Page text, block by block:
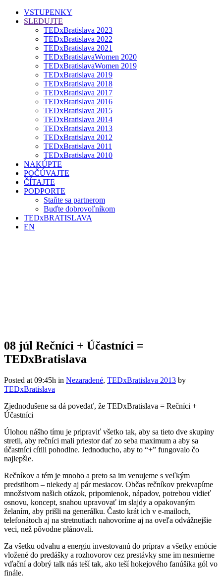
VSTUPENKY
SLEDUJTE
TEDxBratislava 2023
TEDxBratislava 2022
TEDxBratislava 2021
TEDxBratislavaWomen 2020
TEDxBratislavaWomen 2019
TEDxBratislava 2019
TEDxBratislava 2018
TEDxBratislava 2017
TEDxBratislava 2016
TEDxBratislava 2015
TEDxBratislava 2014
TEDxBratislava 2013
TEDxBratislava 2012
TEDxBratislava 2011
TEDxBratislava 2010
NAKÚPTE
POČÚVAJTE
ČÍTAJTE
PODPORTE
Staňte sa partnerom
Buďte dobrovoľníkom
TEDxBRATISLAVA
EN
08 júl Rečníci + Účastníci =
TEDxBratislava
Posted at 09:45h in Nezaradené, TEDxBratislava 2013 by
TEDxBratislava
Zjednodušene sa dá povedať, že TEDxBratislava = Rečníci +
Účastníci
Úlohou nášho tímu je pripraviť všetko tak, aby sa tieto dve skupiny
stretli, aby rečníci mali priestor dať zo seba maximum a aby sa
účastníci cítili pohodlne. Jednoducho, aby to “+” fungovalo čo
najlepšie.
Rečníkov a tém je mnoho a preto sa im venujeme s veľkým
predstihom – niekedy aj pár mesiacov. Občas rečníkov prekvapíme
množstvom našich otázok, pripomienok, nápadov, potrebou vidieť
osnovu, koncept, snahou upravovať im slajdy a opakovaným
želaním, aby prišli na generálku. Často krát ich v e-mailoch,
telefonátoch aj na stretnutiach nahovoríme aj na oveľa odvážnejšie
veci, než pôvodne plánovali.
Za všetku odvahu a energiu investovanú do príprav a všetky emócie
vložené do predášky a rozhovorov cez prestávky sme im nesmierne
vďační a dobrý talk nás teší tak, ako teší hokejového fanúšika gól vo
finále.